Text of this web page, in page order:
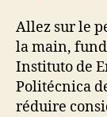
Allez sur le
la main,
Instituto de
Politécnica
réduire